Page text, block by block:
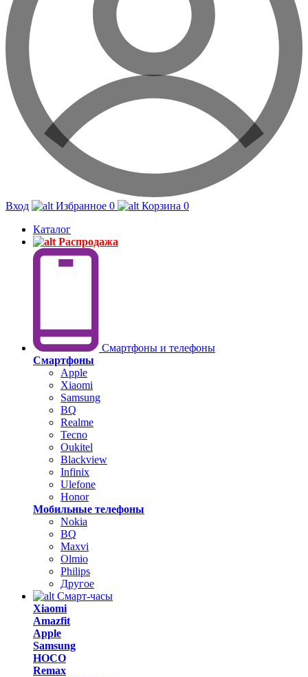
Вход Избранное 0 Корзина 0
Каталог
Распродажа
Смартфоны и телефоны
Смартфоны
Apple
Xiaomi
Samsung
BQ
Realme
Tecno
Oukitel
Blackview
Infinix
Ulefone
Honor
Мобильные телефоны
Nokia
BQ
Maxvi
Olmio
Philips
Другое
Смарт-часы
Xiaomi
Amazfit
Apple
Samsung
HOCO
Remax